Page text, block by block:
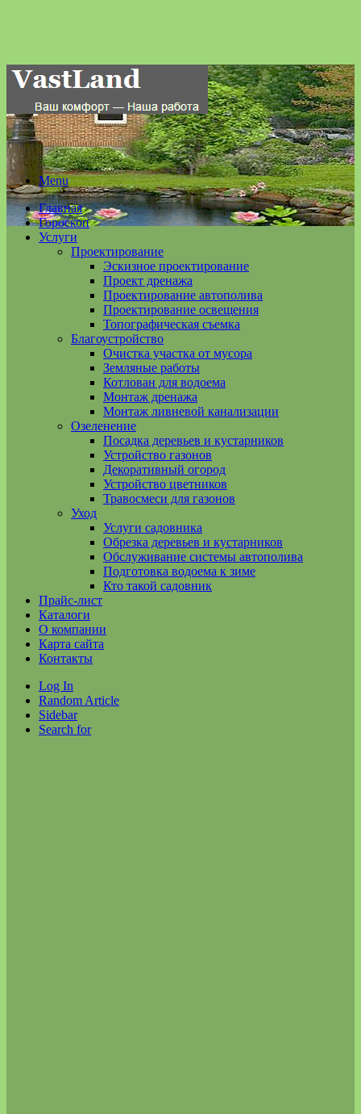
Menu
Главная
Гороскоп
Услуги
Проектирование
Эскизное проектирование
Проект дренажа
Проектирование автополива
Проектирование освещения
Топографическая съемка
Благоустройство
Очистка участка от мусора
Земляные работы
Котлован для водоема
Монтаж дренажа
Монтаж ливневой канализации
Озеленение
Посадка деревьев и кустарников
Устройство газонов
Декоративный огород
Устройство цветников
Травосмеси для газонов
Уход
Услуги садовника
Обрезка деревьев и кустарников
Обслуживание системы автополива
Подготовка водоема к зиме
Кто такой садовник
Прайс-лист
Каталоги
О компании
Карта сайта
Контакты
Log In
Random Article
Sidebar
Search for